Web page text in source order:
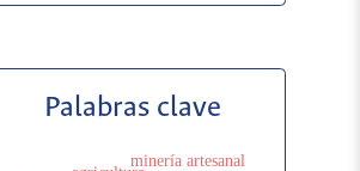
Palabras clave
minería artesanal